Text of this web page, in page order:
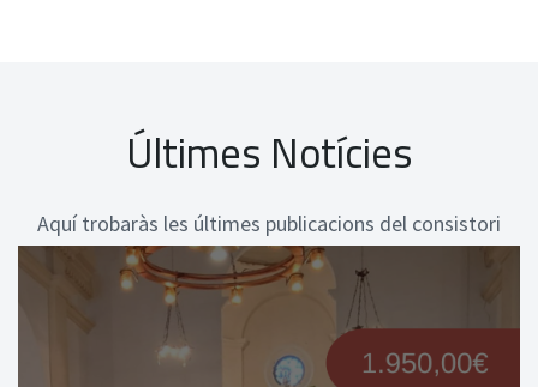
Últimes Notícies
Aquí trobaràs les últimes publicacions del consistori